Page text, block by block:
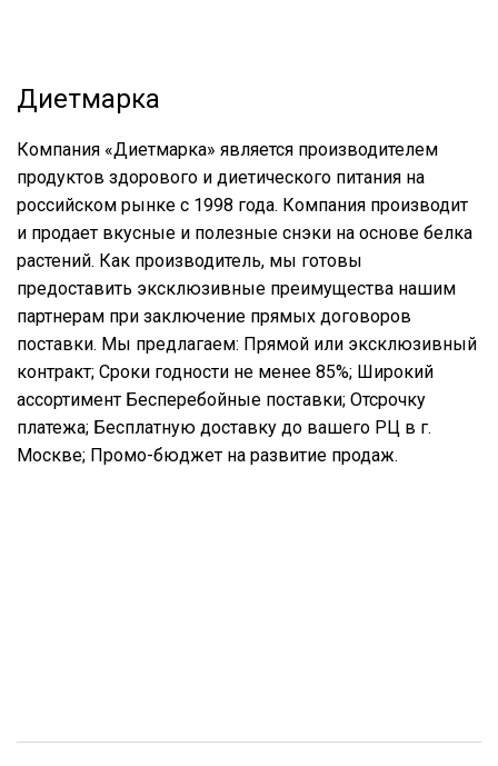
Диетмарка
Компания «Диетмарка» является производителем
продуктов здорового и диетического питания на
российском рынке c 1998 года. Компания производит
и продает вкусные и полезные снэки на основе белка
растений. Как производитель, мы готовы
предоставить эксклюзивные преимущества нашим
партнерам при заключение прямых договоров
поставки. Мы предлагаем: Прямой или эксклюзивный
контракт; Сроки годности не менее 85%; Широкий
ассортимент Бесперебойные поставки; Отсрочку
платежа; Бесплатную доставку до вашего РЦ в г.
Москве; Промо-бюджет на развитие продаж.